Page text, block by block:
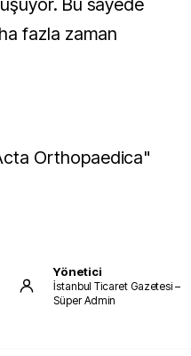
Bu sayede
fazla zaman
Orthopaedica"
Yönetici
İstanbul Ticaret Gazetesi –
Süper Admin